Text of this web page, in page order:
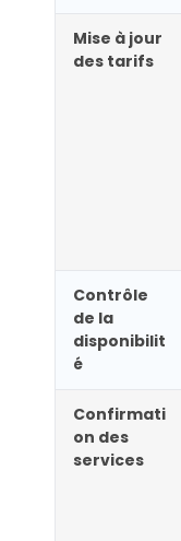
Mise à jour
des tarifs
Contrôle
de la
disponibilit
é
Confirmati
on des
services